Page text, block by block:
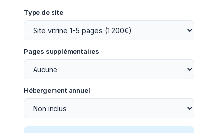
Type de site
Pages supplémentaires
Hébergement annuel